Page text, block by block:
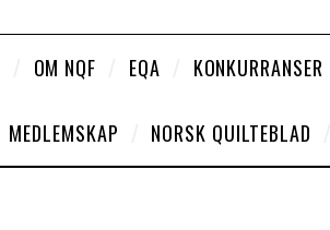
OM NQF EQA KONKURRANSER
MEDLEMSKAP NORSK QUILTEBLAD